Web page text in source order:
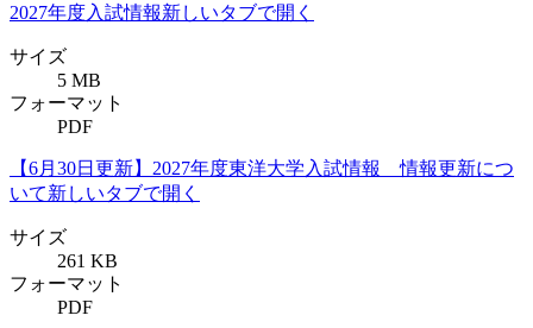
2027年度入試情報新しいタブで開く
サイズ
5 MB
フォーマット
PDF
【6月30日更新】2027年度東洋大学入試情報 情報更新につ
いて新しいタブで開く
サイズ
261 KB
フォーマット
PDF